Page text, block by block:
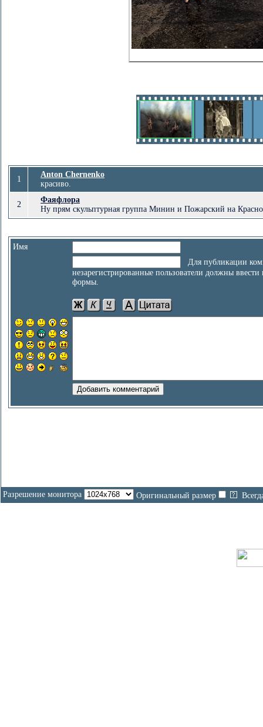
1
Anton Chernenko
красиво.
2
Фаяфлора
Ну прям скульптурная группа Минин и Пожарский на
Имя
Для публикации
незарегистрированные пользователи должны
формы.
Разрешение монитора Оригинальный размер